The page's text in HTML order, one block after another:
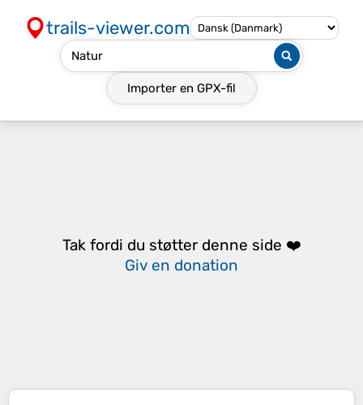
trails-viewer.com
Importer en GPX-fil
Tak fordi du støtter denne side ❤️
Giv en donation